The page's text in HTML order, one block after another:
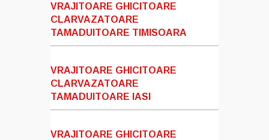
VRAJITOARE GHICITOARE
CLARVAZATOARE
TAMADUITOARE TIMISOARA
VRAJITOARE GHICITOARE
CLARVAZATOARE
TAMADUITOARE IASI
VRAJITOARE GHICITOARE